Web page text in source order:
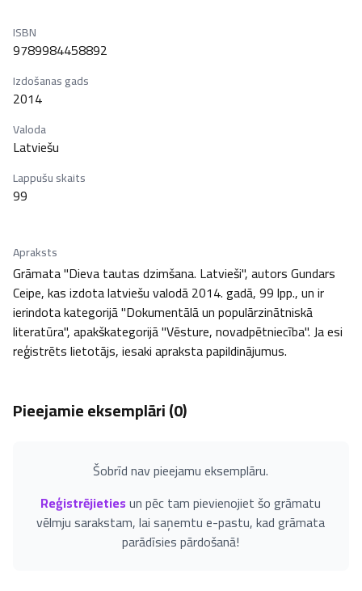
ISBN
9789984458892
Izdošanas gads
2014
Valoda
Latviešu
Lappušu skaits
99
Apraksts
Grāmata "Dieva tautas dzimšana. Latvieši", autors Gundars
Ceipe, kas izdota latviešu valodā 2014. gadā, 99 lpp., un ir
ierindota kategorijā "Dokumentālā un populārzinātniskā
literatūra", apakškategorijā "Vēsture, novadpētniecība". Ja esi
reģistrēts lietotājs, iesaki apraksta papildinājumus.
Pieejamie eksemplāri (0)
Šobrīd nav pieejamu eksemplāru.
Reģistrējietiesun pēc tam pievienojiet šo grāmatu
vēlmju sarakstam, lai saņemtu e-pastu, kad grāmata
parādīsies pārdošanā!